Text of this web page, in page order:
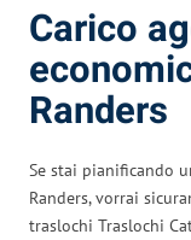
Carico
Randers
Se stai pianificando
Randers, vorrai
traslochi Traslochi